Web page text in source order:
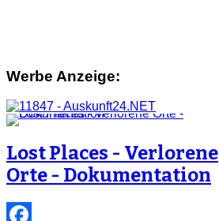
Werbe Anzeige:
Lost Places - Verlorene
Orte - Dokumentation